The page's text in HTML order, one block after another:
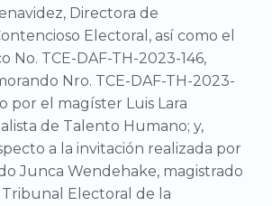
Directora de
Electoral, así como el
No. TCE-DAF-TH-2023-146,
Nro. TCE-DAF-TH-2023-
por el magíster Luis Lara
de Talento Humano; y,
a la invitación realizada por
Junca Wendehake, magistrado
Electoral de la